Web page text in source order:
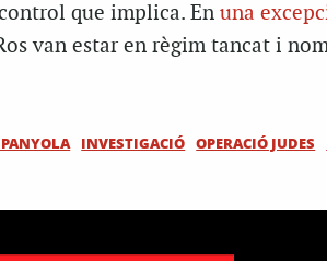
que implica. En una
van estar en règim tancat i
INVESTIGACIÓ OPERACIÓ JUDES